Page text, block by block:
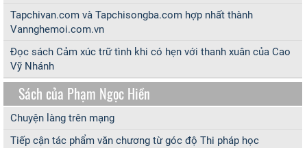
Tapchivan.com và Tapchisongba.com hợp nhất thành
Vannghemoi.com.vn
Đọc sách Cảm xúc trữ tình khi có hẹn với thanh xuân của Cao
Vỹ Nhánh
Sách của Phạm Ngọc Hiền
Chuyện làng trên mạng
Tiếp cận tác phẩm văn chương từ góc độ Thi pháp học